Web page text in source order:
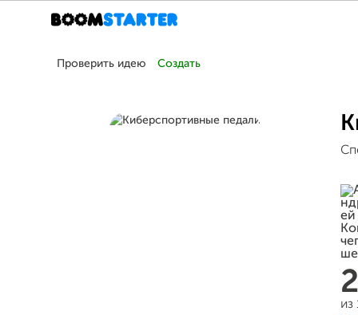
Проверить идею Создать
из